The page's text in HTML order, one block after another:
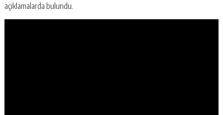
açıklamalarda bulundu.